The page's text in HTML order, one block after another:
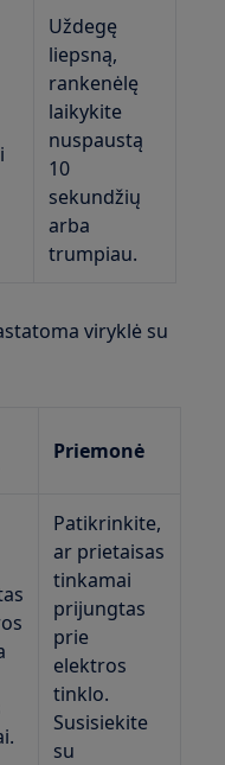
Uždegę
liepsną,
rankenėlę
laikykite
nuspaustą
10
sekundžių
arba
trumpiau.
viryklė su
Priemonė
Patikrinkite,
ar prietaisas
tinkamai
prijungtas
prie
elektros
tinklo.
Susisiekite
su